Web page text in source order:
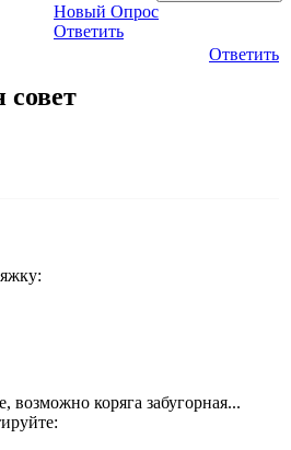
Новый Опрос
Ответить
Ответить
возможно коряга забугорная...